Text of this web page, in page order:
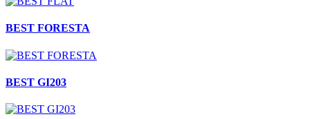
BEST FORESTA
BEST GI203